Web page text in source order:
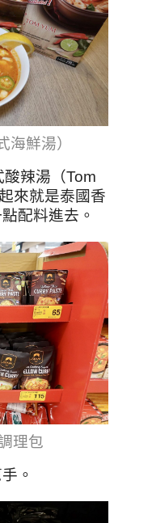
海鮮湯）
辣湯（Tom
來就是泰國香
配料進去。
理包
。